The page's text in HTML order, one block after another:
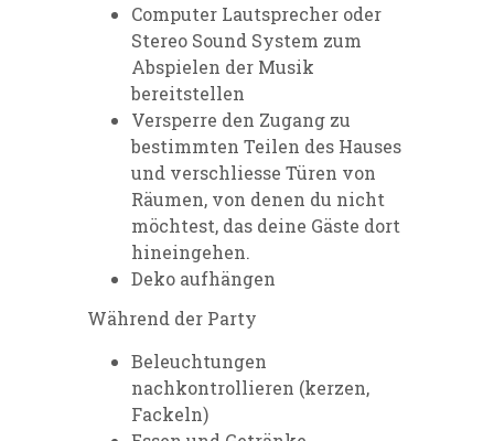
Computer Lautsprecher oder
Stereo Sound System zum
Abspielen der Musik
bereitstellen
Versperre den Zugang zu
bestimmten Teilen des Hauses
und verschliesse Türen von
Räumen, von denen du nicht
möchtest, das deine Gäste dort
hineingehen.
Deko aufhängen
Während der Party
Beleuchtungen
nachkontrollieren (kerzen,
Fackeln)